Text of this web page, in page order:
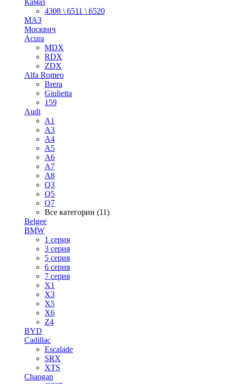
Камаз
4308 \ 6511 \ 6520
МАЗ
Москвич
Acura
MDX
RDX
ZDX
Alfa Romeo
Brera
Giulietta
159
Audi
A1
A3
A4
A5
A6
A7
A8
Q3
Q5
Q7
Все категории (11)
Belgee
BMW
1 серия
3 серия
5 серия
6 серия
7 серия
X1
X3
X5
X6
Z4
BYD
Cadillac
Escalade
SRX
XTS
Changan